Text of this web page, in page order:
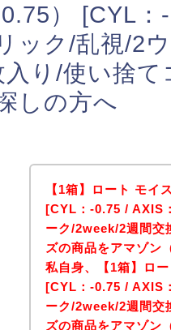
） [CYL：
ック/乱視/2
入り/使い捨
しの方へ
【1箱】ロート モイ
[CYL：-0.75 / AXIS
ーク/2week/2週間交
ズの商品をアマゾン
私自身、【1箱】ロ
[CYL：-0.75 / AXIS
ーク/2week/2週間交
ズの商品をアマゾン